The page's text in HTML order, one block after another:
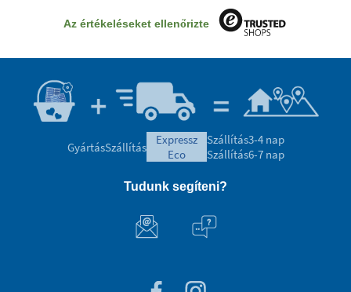
Az értékeléseket ellenőrizte
GyártásSzállítás
expressz
eco
Szállítás3-4 nap
Szállítás6-7 nap
Tudunk segíteni?